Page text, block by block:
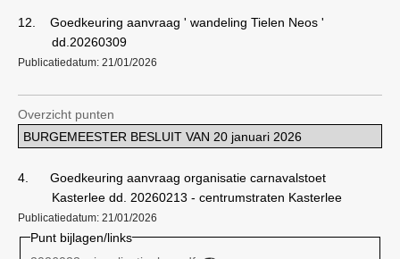
12.
Goedkeuring aanvraag ' wandeling Tielen Neos '
dd.20260309
Publicatiedatum: 21/01/2026
Overzicht punten
BURGEMEESTER BESLUIT VAN 20 januari 2026
4.
Goedkeuring aanvraag organisatie carnavalstoet
Kasterlee dd. 20260213 - centrumstraten Kasterlee
Publicatiedatum: 21/01/2026
Punt bijlagen/links